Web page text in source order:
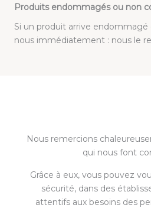
Produits endommagés ou non
Si un produit arrive
nous immédiatement : nous le
Nous remercions
qui nous font
Grâce à eux, vous pouvez
sécurité, dans des
attentifs aux besoins des